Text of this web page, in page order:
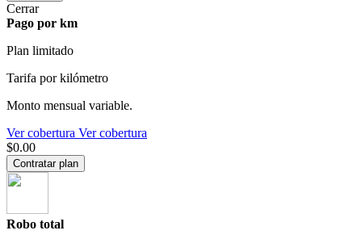
Cerrar
Pago por km
Plan limitado
Tarifa por kilómetro
Monto mensual variable.
Ver cobertura Ver cobertura
$0.00
Contratar plan
Robo total